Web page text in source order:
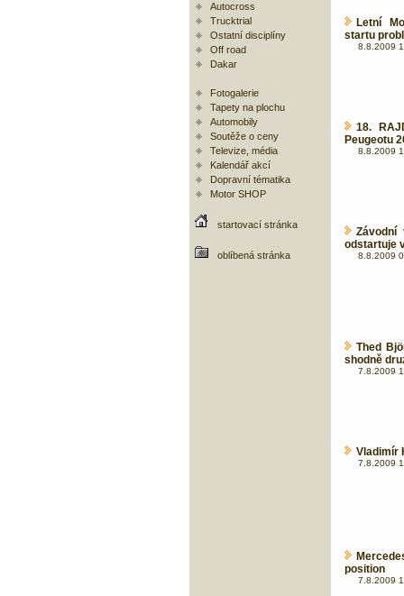
Autocross
Trucktrial
Ostatní disciplíny
Off road
Dakar
Fotogalerie
Tapety na plochu
Automobily
Soutěže o ceny
Televize, média
Kalendář akcí
Dopravní tématika
Motor SHOP
startovací stránka
oblíbená stránka
Letní
startu
8.8.2009
18.
Peugeotu
8.8.2009
odstartuje
8.8.2009
Thed
shodně
7.8.2009
Vladimír
7.8.2009
position
7.8.2009